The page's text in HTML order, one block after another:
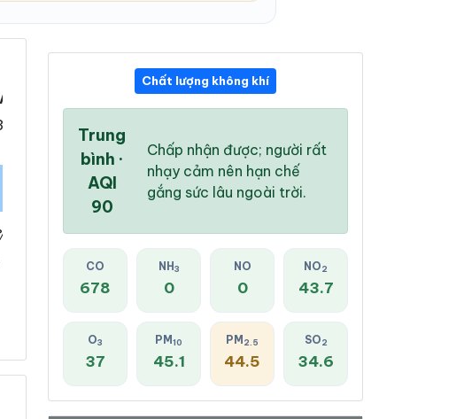
°
ám
02:00 AM
26 °
3 %
Mây đen u ám
03:00 AM
7 %
Mây đen u ám
Chất lượng không khí
Trung
bình ·
AQI
90
Chấp nhận được; người rất
nhạy cảm nên hạn chế
gắng sức lâu ngoài trời.
CO
678
NH 3
0
NO
0
NO2
43.7
O3
37
PM 10
45.1
PM 2.5
44.5
SO2
34.6